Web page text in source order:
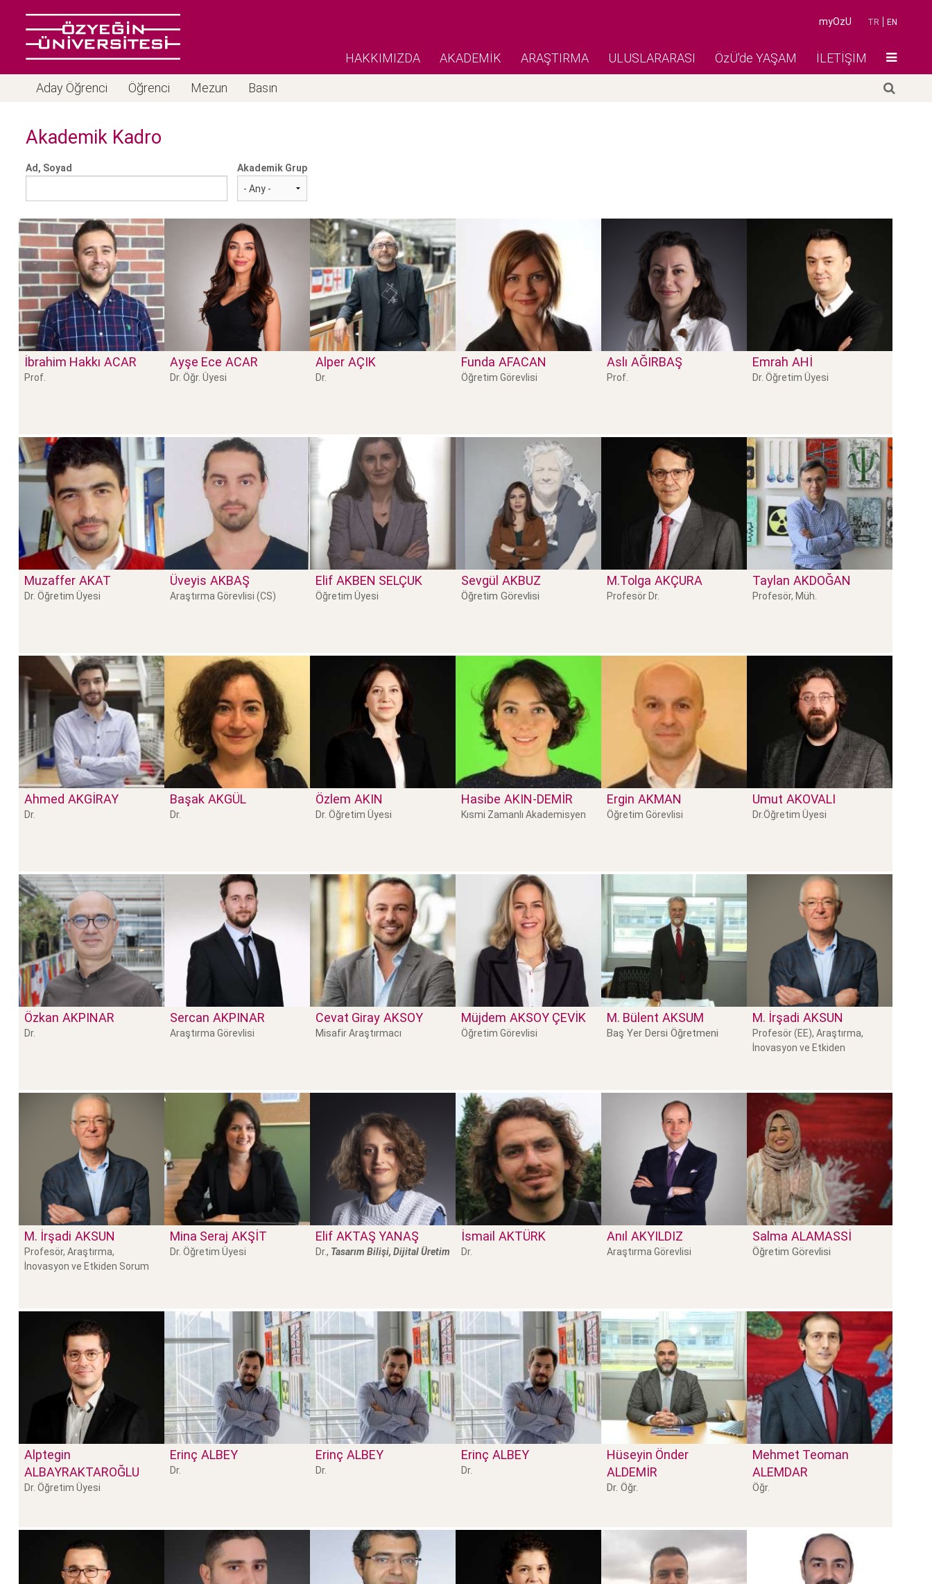
TR EN
myOzU
HAKKIMIZDA AKADEMİK ARAŞTIRMA ULUSLARARASI ÖzÜ'de YAŞAM İLETİŞİM
Aday Öğrenci Öğrenci Mezun Basın
Akademik Kadro
Ad, Soyad Akademik Grup
İbrahim Hakkı ACAR
Prof.
Ayşe Ece ACAR
Dr. Öğr. Üyesi
Alper AÇIK
Dr.
Funda AFACAN
Öğretim Görevlisi
Aslı AĞIRBAŞ
Prof.
Emrah AHI
Dr. Öğretim Üyesi
Muzaffer AKAT
Dr. Öğretim Üyesi
Üveyis AKBAŞ
Araştırma Görevlisi (CS)
Elif AKBEN SELÇUK
Öğretim Üyesi
Sevgül AKBUZ
Öğretim Görevlisi
M.Tolga AKÇURA
Profesör Dr.
Taylan AKDOĞAN
Profesör, Müh.
Ahmed AKGİRAY
Dr.
Başak AKGÜL
Dr.
Özlem AKIN
Dr. Öğretim Üyesi
Hasibe AKIN-DEMİR
Kısmi Zamanlı Akademisyen
Ergin AKMAN
Öğretim Görevlisi
Umut AKOVALI
Dr.Öğretim Üyesi
Özkan AKPINAR
Dr.
Sercan AKPINAR
Araştırma Görevlisi
Cevat Giray AKSOY
Misafir Araştırmacı
Müjdem AKSOY ÇEVIK
Öğretim Görevlisi
M. Bülent AKSUM
Baş Yer Dersi Öğretmeni
M. İrşadi AKSUN
Profesör (EE), Araştırma,
İnovasyon ve Etkiden
M. İrşadi AKSUN
Profesör, Araştırma,
İnovasyon ve Etkiden Sorum
Mina Seraj AKŞIT
Dr. Öğretim Üyesi
Elif AKTAŞ YANAŞ
Dr., Tasarım Bilişi, Dijital Üretim
İsmail AKTÜRK
Dr.
Anıl AKYILDIZ
Araştırma Görevlisi
Salma ALAMASSI
Öğretim Görevlisi
Alptegin
ALBAYRAKTAROĞLU
Dr. Öğretim Üyesi
Erinç ALBEY
Dr.
Erinç ALBEY
Dr.
Erinç ALBEY
Dr.
Hüseyin Önder
ALDEMİR
Dr. Öğr.
Mehmet Teoman
ALEMDAR
Öğr.